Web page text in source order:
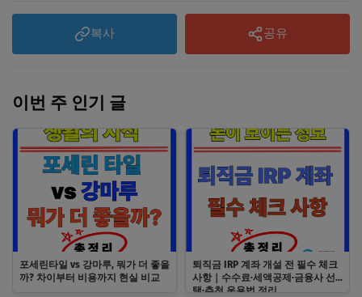
복사 공유
이번 주 인기 글
포세린타일 vs 강마루, 뭐가 더 좋을
까? 차이부터 비용까지 현실 비교
퇴직금 IRP 계좌 개설 전 필수 체크
사항｜수수료·세액공제·금융사 선
택·추천 운용법 정리